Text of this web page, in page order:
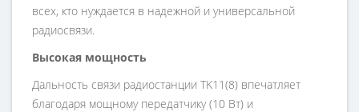
всех, кто нуждается в надежной и универсальной
радиосвязи.
Высокая мощность
Дальность связи радиостанции TK11(8) впечатляет
благодаря мощному передатчику (10 Вт) и